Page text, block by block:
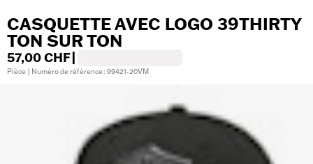
CASQUETTE AVEC LOGO 39THIRTY
TON SUR TON
57,00 CHF
Pièce | Numéro de référence : 99421-20VM